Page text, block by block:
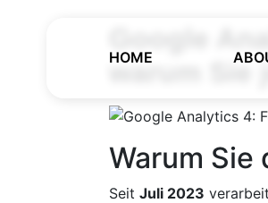
HOME
Google
warum Sie
Warum
Seit Juli 2023